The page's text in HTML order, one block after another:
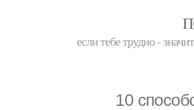
если тебе трудно -
10